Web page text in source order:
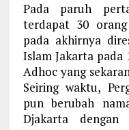
Pada paruh
terdapat 30 orang
pada akhirnya
Islam Jakarta pada
Adhoc yang
Seiring waktu,
pun berubah
Djakarta